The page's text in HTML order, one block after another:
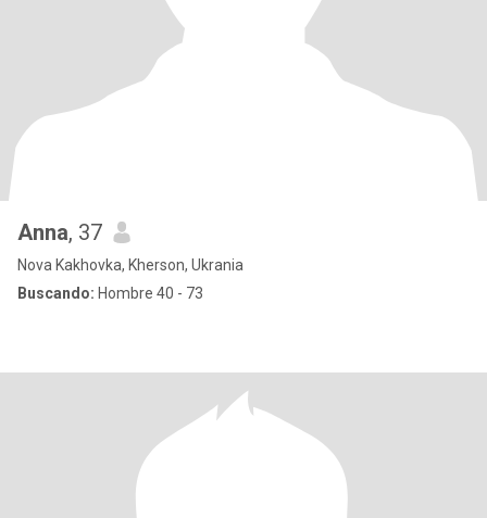
Anna, 37
Nova Kakhovka, Kherson, Ukrania
Buscando: Hombre 40 - 73